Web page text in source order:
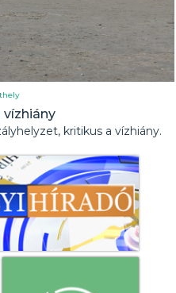
kritikus a vízhiány.